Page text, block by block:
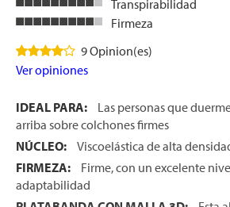
Transpirabilidad
Firmeza
9 Opinion(es)
Ver opiniones
IDEAL PARA:
Las personas que
arriba sobre colchones firmes
NÚCLEO:
Viscoelástica de alta
FIRMEZA:
Firme, con un excelente
adaptabilidad